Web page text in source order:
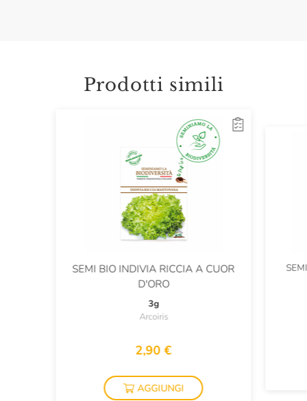
Prodotti simili
SEMI BIO INDIVIA RICCIA A CUOR
D'ORO
3g
Arcoiris
2,90 €
AGGIUNGI